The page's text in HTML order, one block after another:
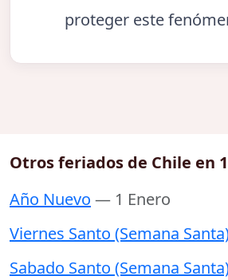
proteger este
Otros feriados de Chile en
Año Nuevo — 1 Enero
Viernes Santo (Semana
Sabado Santo (Semana